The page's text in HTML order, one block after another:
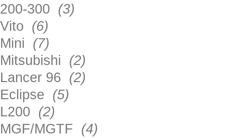
200-300 (3)
Vito (6)
Mini (7)
Mitsubishi (2)
Lancer 96 (2)
Eclipse (5)
L200 (2)
MGF/MGTF (4)